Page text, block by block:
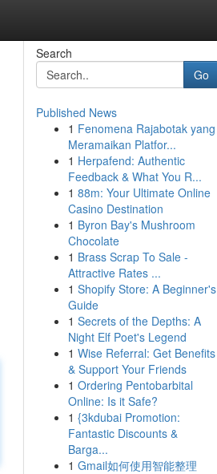
Search
Go
Published News
1 Fenomena Rajabotak yang
Meramaikan Platfor...
1 Herpafend: Authentic
Feedback & What You R...
1 88m: Your Ultimate Online
Casino Destination
1 Byron Bay's Mushroom
Chocolate
1 Brass Scrap To Sale -
Attractive Rates ...
1 Shopify Store: A Beginner's
Guide
1 Secrets of the Depths: A
Night Elf Poet's Legend
1 Wise Referral: Get Benefits
& Support Your Friends
1 Ordering Pentobarbital
Online: Is it Safe?
1 {3kdubai Promotion:
Fantastic Discounts &
Barga...
1 Gmail如何使用智能整理